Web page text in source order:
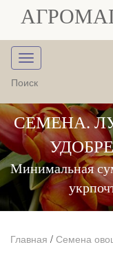
СЕМЕНА.
Минимальная
Главная / Семена